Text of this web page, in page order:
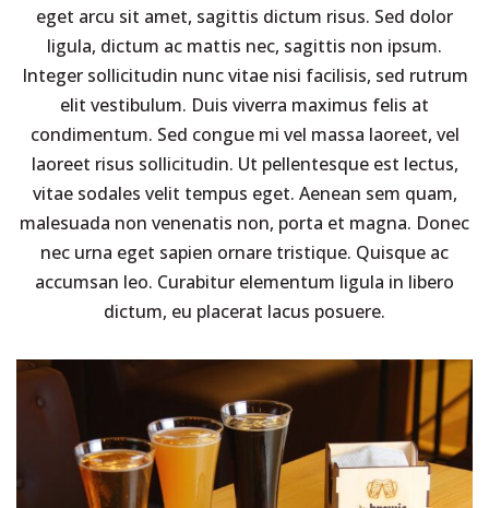
eget arcu sit amet, sagittis dictum risus. Sed dolor
ligula, dictum ac mattis nec, sagittis non ipsum.
Integer sollicitudin nunc vitae nisi facilisis, sed rutrum
elit vestibulum. Duis viverra maximus felis at
condimentum. Sed congue mi vel massa laoreet, vel
laoreet risus sollicitudin. Ut pellentesque est lectus,
vitae sodales velit tempus eget. Aenean sem quam,
malesuada non venenatis non, porta et magna. Donec
nec urna eget sapien ornare tristique. Quisque ac
accumsan leo. Curabitur elementum ligula in libero
dictum, eu placerat lacus posuere.